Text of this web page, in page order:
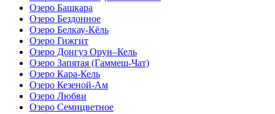
Озеро Башкара
Озеро Бездонное
Озеро Белкау-Кёль
Озеро Гижгит
Озеро Донгуз Орун–Кель
Озеро Запятая (Гаммеш-Чат)
Озеро Кара-Кель
Озеро Кезеной-Ам
Озеро Любви
Озеро Семицветное